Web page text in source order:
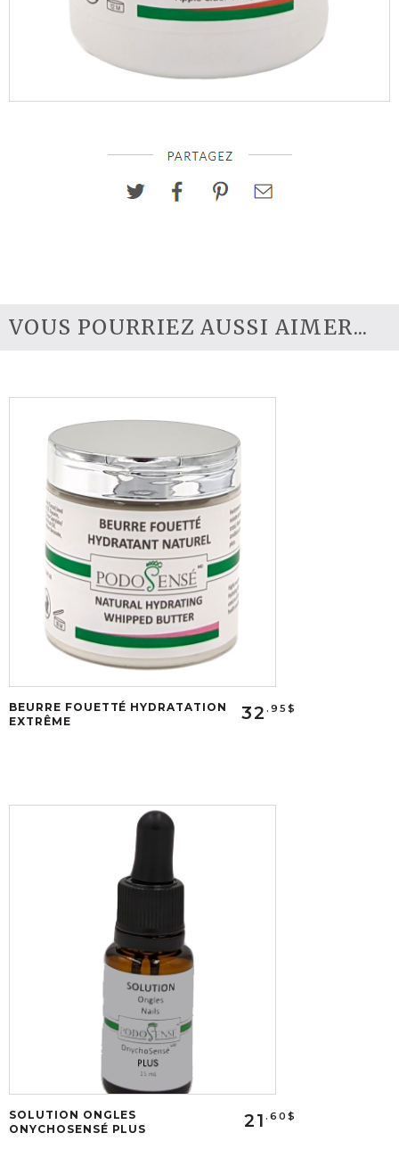
VOUS POURRIEZ AUSSI AIMER...
BEURRE FOUETTÉ HYDRATATION
EXTRÊME
32 .95$
SOLUTION ONGLES
ONYCHOSENSÉ PLUS
21 .60$